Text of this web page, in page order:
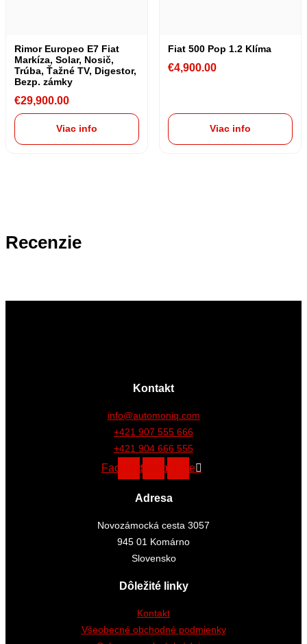
Rimor Europeo E7 Fiat
Markíza, Solar, Nosič,
Trúba, Ťažné TV, Digestor,
Bezp. zámky
€29,900.00
Viac info
Fiat 500 Pop 1.2 Klíma
€4,900.00
Viac info
Recenzie
Kontakt
info@automoniq.com
+421 907 555 666
+421 904 666 555
FacebookInstagramYoutube
Adresa
Novozámocká cesta 3057
945 01 Komárno
Slovensko
Dôležité linky
Kontakt
Všeobecné obchodné podmienky